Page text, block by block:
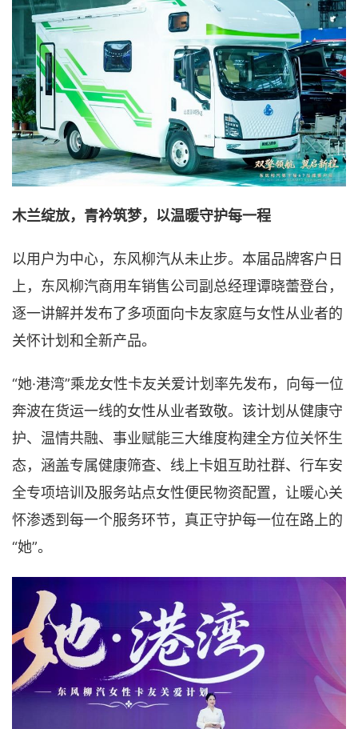
木兰绽放，青衿筑梦，以温暖守护每一程
以用户为中心，东风柳汽从未止步。本届品牌客户日
上，东风柳汽商用车销售公司副总经理谭晓蕾登台，
逐一讲解并发布了多项面向卡友家庭与女性从业者的
关怀计划和全新产品。
“她·港湾”乘龙女性卡友关爱计划率先发布，向每一位
奔波在货运一线的女性从业者致敬。该计划从健康守
护、温情共融、事业赋能三大维度构建全方位关怀生
态，涵盖专属健康筛查、线上卡姐互助社群、行车安
全专项培训及服务站点女性便民物资配置，让暖心关
怀渗透到每一个服务环节，真正守护每一位在路上的
“她”。